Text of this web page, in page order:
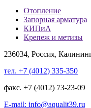
Отопление
Запорная арматура
КИПиА
Крепеж и метизы
236034, Россия,
тел. +7 (4012) 335-350
факс. +7 (4012) 73-23-09
E-mail: info@aqualit39.ru